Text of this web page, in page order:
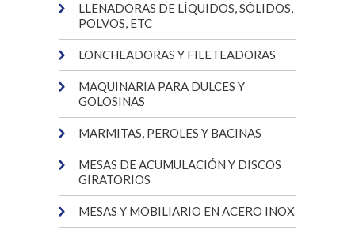
LLENADORAS DE LÍQUIDOS, SÓLIDOS,
POLVOS, ETC
LONCHEADORAS Y FILETEADORAS
MAQUINARIA PARA DULCES Y
GOLOSINAS
MARMITAS, PEROLES Y BACINAS
MESAS DE ACUMULACIÓN Y DISCOS
GIRATORIOS
MESAS Y MOBILIARIO EN ACERO INOX